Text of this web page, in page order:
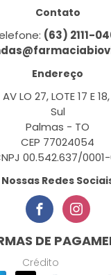
Contato
(63) 2111-
Endereço
LO 27, LOTE 17 E
Sul
Palmas - TO
CEP 77024054
00.542.637/
Nossas Redes
DE
Crédito